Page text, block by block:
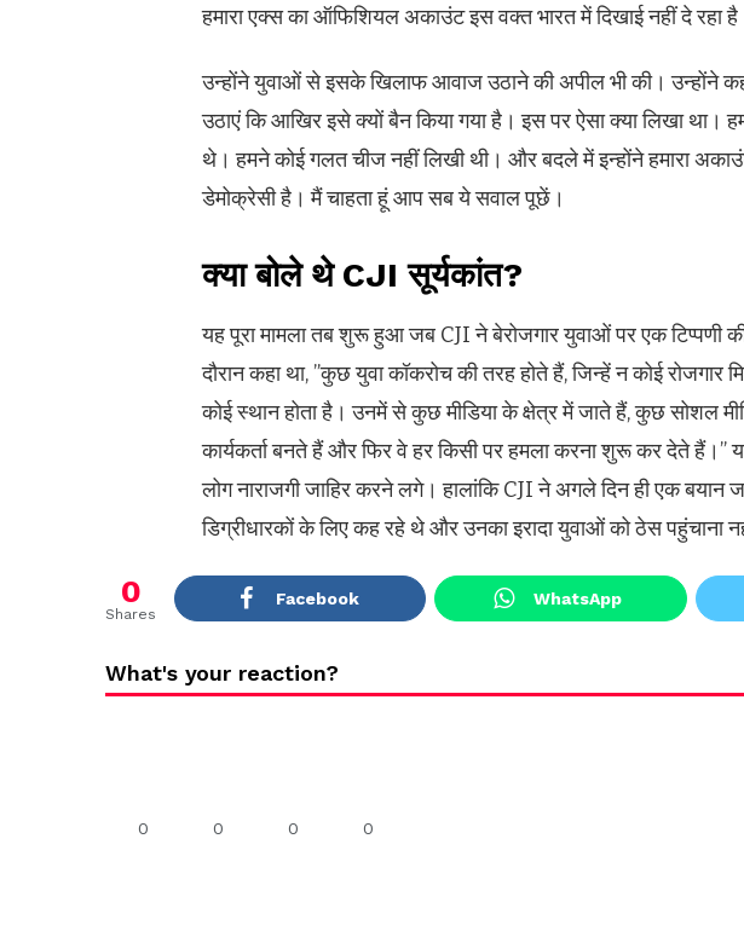
हमारा एक्स का ऑफिशियल अकाउंट इस वक्त भारत में दिखाई नहीं दे रहा
उन्होंने युवाओं से इसके खिलाफ आवाज उठाने की अपील भी की। उन्होंने
उठाएं कि आखिर इसे क्यों बैन किया गया है। इस पर ऐसा क्या लिखा था।
थे। हमने कोई गलत चीज नहीं लिखी थी। और बदले में इन्होंने हमारा
डेमोक्रेसी है। मैं चाहता हूं आप सब ये सवाल पूछें।
क्या बोले थे CJI सूर्यकांत?
यह पूरा मामला तब शुरू हुआ जब CJI ने बेरोजगार युवाओं पर एक टिप्पणी
दौरान कहा था, ”कुछ युवा कॉकरोच की तरह होते हैं, जिन्हें न कोई
कोई स्थान होता है। उनमें से कुछ मीडिया के क्षेत्र में जाते हैं, कुछ सोशल
कार्यकर्ता बनते हैं और फिर वे हर किसी पर हमला करना शुरू कर देते हैं।”
लोग नाराजगी जाहिर करने लगे। हालांकि CJI ने अगले दिन ही एक बयान
डिग्रीधारकों के लिए कह रहे थे और उनका इरादा युवाओं को ठेस पहुंचाना
0
Shares
Facebook WhatsApp
What's your reaction?
0 0 0 0